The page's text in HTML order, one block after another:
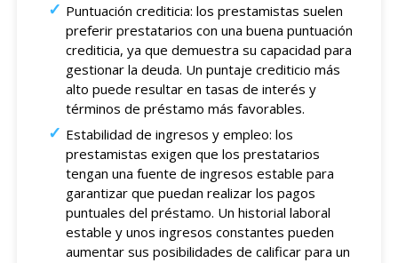
Puntuación crediticia: los prestamistas suelen
preferir prestatarios con una buena puntuación
crediticia, ya que demuestra su capacidad para
gestionar la deuda. Un puntaje crediticio más
alto puede resultar en tasas de interés y
términos de préstamo más favorables.
Estabilidad de ingresos y empleo: los
prestamistas exigen que los prestatarios
tengan una fuente de ingresos estable para
garantizar que puedan realizar los pagos
puntuales del préstamo. Un historial laboral
estable y unos ingresos constantes pueden
aumentar sus posibilidades de calificar para un